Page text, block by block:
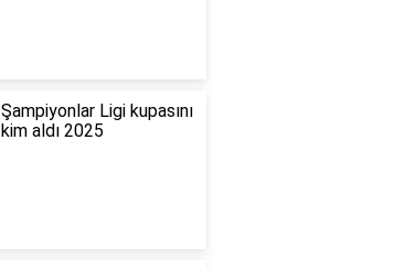
Şampiyonlar Ligi kupasını
kim aldı 2025